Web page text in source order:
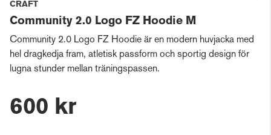
CRAFT
Community 2.0 Logo FZ Hoodie M
Community 2.0 Logo FZ Hoodie är en modern huvjacka med
hel dragkedja fram, atletisk passform och sportig design för
lugna stunder mellan träningspassen.
600 kr